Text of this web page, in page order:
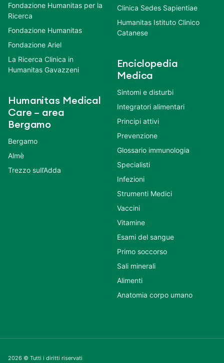
Fondazione Humanitas per la
Ricerca
Fondazione Humanitas
Fondazione Ariel
La Ricerca Clinica in
Humanitas Gavazzeni
Humanitas Medical
Care – area
Bergamo
Bergamo
Almè
Trezzo sull’Adda
Clinica Sedes Sapientiae
Humanitas Istituto Clinico
Catanese
Enciclopedia
Medica
Sintomi e disturbi
Integratori alimentari
Principi attivi
Prevenzione
Glossario immunologia
Specialisti
Infezioni
Strumenti Medici
Vaccini
Vitamine
Esami del sangue
Primo soccorso
Sali minerali
Alimenti
Anatomia corpo umano
2026 © Tutti i diritti riservati